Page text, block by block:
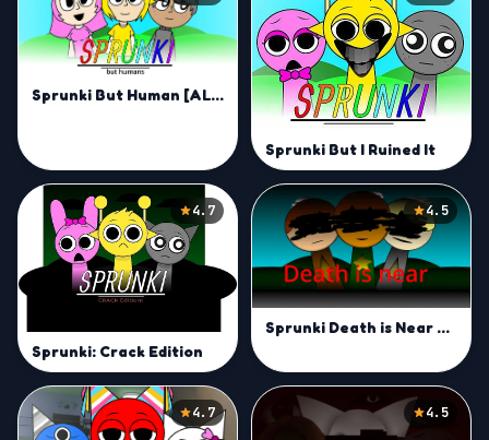
Sprunki But Human [ALL CHARACTERS]
Sprunki But I Ruined It
4.7
Sprunki: Crack Edition
4.5
Sprunki Death is Near Mod
4.7 4.5